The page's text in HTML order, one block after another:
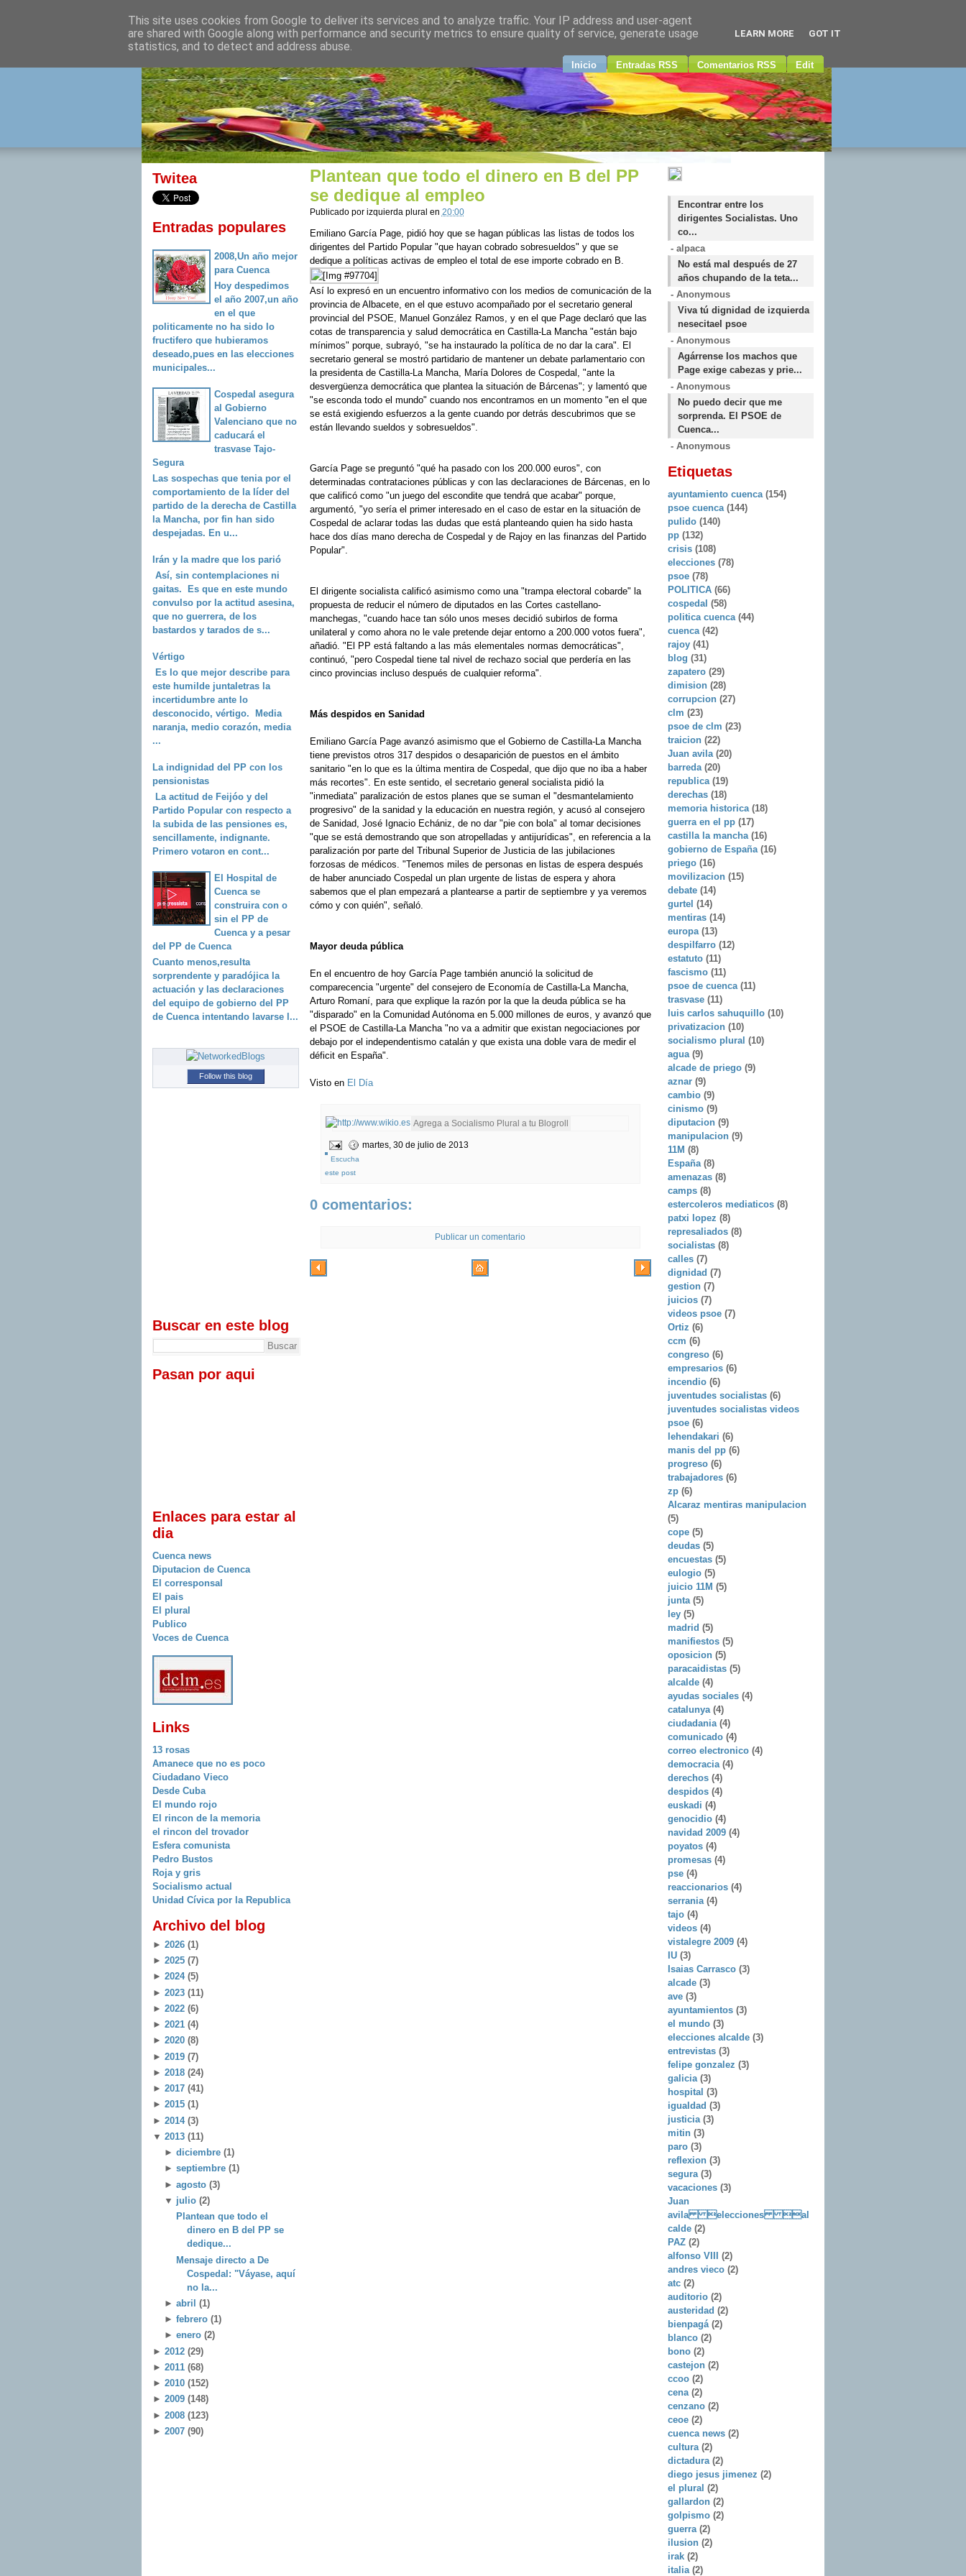
izquierda plural
Inicio Entradas RSS Comentarios RSS Edit
Twitea
Entradas populares
2008,Un año mejor
para Cuenca
Hoy despedimos
el año 2007,un año
en el que
politicamente no ha sido lo
fructifero que hubieramos
deseado,pues en las elecciones
municipales...
Cospedal asegura
al Gobierno
Valenciano que no
caducará el
trasvase Tajo-
Segura
Las sospechas que tenia por el
comportamiento de la líder del
partido de la derecha de Castilla
la Mancha, por fin han sido
despejadas. En u...
Irán y la madre que los parió
Así, sin contemplaciones ni
gaitas. Es que en este mundo
convulso por la actitud asesina,
que no guerrera, de los
bastardos y tarados de s...
Vértigo
Es lo que mejor describe para
este humilde juntaletras la
incertidumbre ante lo
desconocido, vértigo. Media
naranja, medio corazón, media
...
La indignidad del PP con los
pensionistas
La actitud de Feijóo y del
Partido Popular con respecto a
la subida de las pensiones es,
sencillamente, indignante.
Primero votaron en cont...
El Hospital de
Cuenca se
construira con o
sin el PP de
Cuenca y a pesar
del PP de Cuenca
Cuanto menos,resulta
sorprendente y paradójica la
actuación y las declaraciones
del equipo de gobierno del PP
de Cuenca intentando lavarse l...
Follow this blog
Buscar en este blog
Pasan por aqui
Enlaces para estar al
dia
Cuenca news
Diputacion de Cuenca
El corresponsal
El pais
El plural
Publico
Voces de Cuenca
Links
13 rosas
Amanece que no es poco
Ciudadano Vieco
Desde Cuba
El mundo rojo
El rincon de la memoria
el rincon del trovador
Esfera comunista
Pedro Bustos
Roja y gris
Socialismo actual
Unidad Cívica por la Republica
Archivo del blog
► 2026 (1)
► 2025 (7)
► 2024 (5)
► 2023 (11)
► 2022 (6)
► 2021 (4)
► 2020 (8)
► 2019 (7)
► 2018 (24)
► 2017 (41)
► 2015 (1)
► 2014 (3)
▼ 2013 (11)
► diciembre (1)
► septiembre (1)
► agosto (3)
▼ julio (2)
Plantean que todo el
dinero en B del PP se
dedique...
Mensaje directo a De
Cospedal: "Váyase, aquí
no la...
► abril (1)
► febrero (1)
► enero (2)
► 2012 (29)
► 2011 (68)
► 2010 (152)
► 2009 (148)
► 2008 (123)
► 2007 (90)
Plantean que todo el dinero en B del PP
se dedique al empleo
Publicado por izquierda plural en 20:00
Emiliano García Page, pidió hoy que se hagan públicas las listas de todos los
dirigentes del Partido Popular "que hayan cobrado sobresueldos" y que se
dedique a políticas activas de empleo el total de ese importe cobrado en B.
Así lo expresó en un encuentro informativo con los medios de comunicación de la
provincia de Albacete, en el que estuvo acompañado por el secretario general
provincial del PSOE, Manuel González Ramos, y en el que Page declaró que las
cotas de transparencia y salud democrática en Castilla-La Mancha "están bajo
mínimos" porque, subrayó, "se ha instaurado la política de no dar la cara". El
secretario general se mostró partidario de mantener un debate parlamentario con
la presidenta de Castilla-La Mancha, María Dolores de Cospedal, "ante la
desvergüenza democrática que plantea la situación de Bárcenas"; y lamentó que
"se esconda todo el mundo" cuando nos encontramos en un momento "en el que
se está exigiendo esfuerzos a la gente cuando por detrás descubrimos que se
están llevando sueldos y sobresueldos".
García Page se preguntó "qué ha pasado con los 200.000 euros", con
determinadas contrataciones públicas y con las declaraciones de Bárcenas, en lo
que calificó como "un juego del escondite que tendrá que acabar" porque,
argumentó, "yo sería el primer interesado en el caso de estar en la situación de
Cospedal de aclarar todas las dudas que está planteando quien ha sido hasta
hace dos días mano derecha de Cospedal y de Rajoy en las finanzas del Partido
Popular".
El dirigente socialista calificó asimismo como una "trampa electoral cobarde" la
propuesta de reducir el número de diputados en las Cortes castellano-
manchegas, "cuando hace tan sólo unos meses decidió subirlos de forma
unilateral y como ahora no le vale pretende dejar entorno a 200.000 votos fuera",
añadió. "El PP está faltando a las más elementales normas democráticas",
continuó, "pero Cospedal tiene tal nivel de rechazo social que perdería en las
cinco provincias incluso después de cualquier reforma".
Más despidos en Sanidad
Emiliano García Page avanzó asimismo que el Gobierno de Castilla-La Mancha
tiene previstos otros 317 despidos o desaparición de puestos en el ámbito
sanitario "en lo que es la última mentira de Cospedal, que dijo que no iba a haber
más recortes". En este sentido, el secretario general socialista pidió la
"inmediata" paralización de estos planes que se suman el "desmantelamiento
progresivo" de la sanidad y la educación en nuestra región, y acusó al consejero
de Sanidad, José Ignacio Echániz, de no dar "pie con bola" al tomar decisiones
"que se está demostrando que son atropelladas y antijurídicas", en referencia a la
paralización por parte del Tribunal Superior de Justicia de las jubilaciones
forzosas de médicos. "Tenemos miles de personas en listas de espera después
de haber anunciado Cospedal un plan urgente de listas de espera y ahora
sabemos que el plan empezará a plantearse a partir de septiembre y ya veremos
cómo y con quién", señaló.
Mayor deuda pública
En el encuentro de hoy García Page también anunció la solicitud de
comparecencia "urgente" del consejero de Economía de Castilla-La Mancha,
Arturo Romaní, para que explique la razón por la que la deuda pública se ha
"disparado" en la Comunidad Autónoma en 5.000 millones de euros, y avanzó que
el PSOE de Castilla-La Mancha "no va a admitir que existan negociaciones por
debajo por el independentismo catalán y que exista una doble vara de medir el
déficit en España".
Visto en El Día
martes, 30 de julio de 2013
Escucha
este post
0 comentarios:
Publicar un comentario
Encontrar entre los
dirigentes Socialistas. Uno
co...
- alpaca
No está mal después de 27
años chupando de la teta...
- Anonymous
Viva tú dignidad de izquierda
nesecitael psoe
- Anonymous
Agárrense los machos que
Page exige cabezas y prie...
- Anonymous
No puedo decir que me
sorprenda. El PSOE de
Cuenca...
- Anonymous
Etiquetas
ayuntamiento cuenca (154)
psoe cuenca (144)
pulido (140)
pp (132)
crisis (108)
elecciones (78)
psoe (78)
POLITICA (66)
cospedal (58)
politica cuenca (44)
cuenca (42)
rajoy (41)
blog (31)
zapatero (29)
dimision (28)
corrupcion (27)
clm (23)
psoe de clm (23)
traicion (22)
Juan avila (20)
barreda (20)
republica (19)
derechas (18)
memoria historica (18)
guerra en el pp (17)
castilla la mancha (16)
gobierno de España (16)
priego (16)
movilizacion (15)
debate (14)
gurtel (14)
mentiras (14)
europa (13)
despilfarro (12)
estatuto (11)
fascismo (11)
psoe de cuenca (11)
trasvase (11)
luis carlos sahuquillo (10)
privatizacion (10)
socialismo plural (10)
agua (9)
alcade de priego (9)
aznar (9)
cambio (9)
cinismo (9)
diputacion (9)
manipulacion (9)
11M (8)
España (8)
amenazas (8)
camps (8)
estercoleros mediaticos (8)
patxi lopez (8)
represaliados (8)
socialistas (8)
calles (7)
dignidad (7)
gestion (7)
juicios (7)
videos psoe (7)
Ortiz (6)
ccm (6)
congreso (6)
empresarios (6)
incendio (6)
juventudes socialistas (6)
juventudes socialistas videos
psoe (6)
lehendakari (6)
manis del pp (6)
progreso (6)
trabajadores (6)
zp (6)
Alcaraz mentiras manipulacion
(5)
cope (5)
deudas (5)
encuestas (5)
eulogio (5)
juicio 11M (5)
junta (5)
ley (5)
madrid (5)
manifiestos (5)
oposicion (5)
paracaidistas (5)
alcalde (4)
ayudas sociales (4)
catalunya (4)
ciudadania (4)
comunicado (4)
correo electronico (4)
democracia (4)
derechos (4)
despidos (4)
euskadi (4)
genocidio (4)
navidad 2009 (4)
poyatos (4)
promesas (4)
pse (4)
reaccionarios (4)
serrania (4)
tajo (4)
videos (4)
vistalegre 2009 (4)
IU (3)
Isaias Carrasco (3)
alcade (3)
ave (3)
ayuntamientos (3)
el mundo (3)
elecciones alcalde (3)
entrevistas (3)
felipe gonzalez (3)
galicia (3)
hospital (3)
igualdad (3)
justicia (3)
mitin (3)
paro (3)
reflexion (3)
segura (3)
vacaciones (3)
Juan
avila elecciones al
calde (2)
PAZ (2)
alfonso VIII (2)
andres vieco (2)
atc (2)
auditorio (2)
austeridad (2)
bienpagá (2)
blanco (2)
bono (2)
castejon (2)
ccoo (2)
cena (2)
cenzano (2)
ceoe (2)
cuenca news (2)
cultura (2)
dictadura (2)
diego jesus jimenez (2)
el plural (2)
gallardon (2)
golpismo (2)
guerra (2)
ilusion (2)
irak (2)
italia (2)
This site uses cookies from Google to deliver its services and to analyze traffic. Your IP address and user-agent
are shared with Google along with performance and security metrics to ensure quality of service, generate usage
statistics, and to detect and address abuse.
LEARN MORE GOT IT